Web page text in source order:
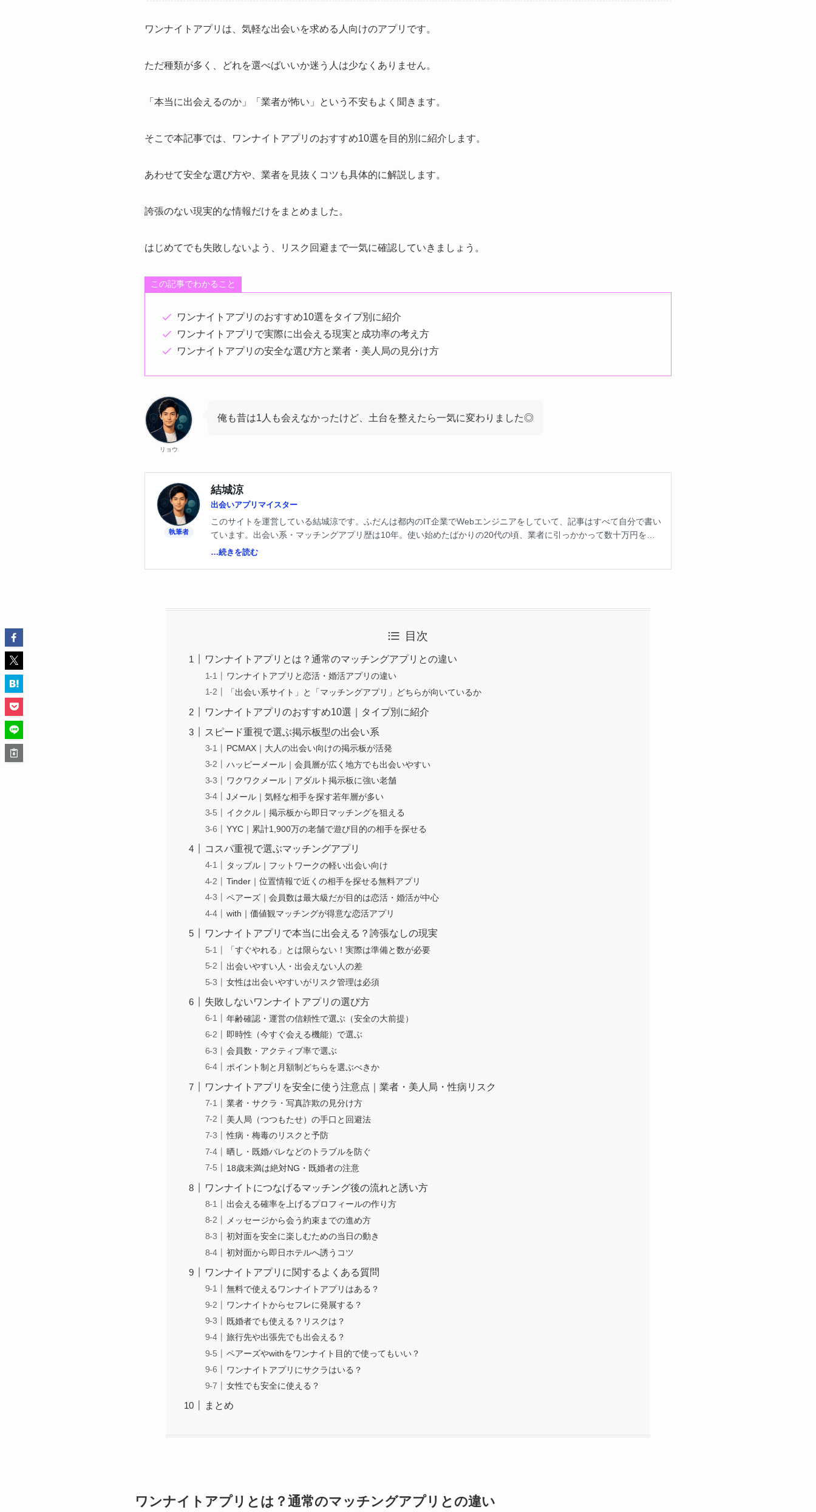
ワンナイトアプリは、気軽な出会いを求める人向けのアプリです。
ただ種類が多く、どれを選べばいいか迷う人は少なくありません。
「本当に出会えるのか」「業者が怖い」という不安もよく聞きます。
そこで本記事では、ワンナイトアプリのおすすめ10選を目的別に紹介します。
あわせて安全な選び方や、業者を見抜くコツも具体的に解説します。
誇張のない現実的な情報だけをまとめました。
はじめてでも失敗しないよう、リスク回避まで一気に確認していきましょう。
この記事でわかること
ワンナイトアプリのおすすめ10選をタイプ別に紹介
ワンナイトアプリで実際に出会える現実と成功率の考え方
ワンナイトアプリの安全な選び方と業者・美人局の見分け方
リョウ
俺も昔は1人も会えなかったけど、土台を整えたら一気に変わりました◎
執筆者
結城涼
出会いアプリマイスター
このサイトを運営している結城涼です。ふだんは都内のIT企業でWebエンジニアをしていて、記事はすべて自分で書い
ています。出会い系・マッチングアプリ歴は10年。使い始めたばかりの20代の頃、業者に引っかかって数十万円を失
いました。あの悔しさがこのサイトの原点です。以来、自腹で15以上のサービスを試し、300人以上と実際に会って、
…続きを読む
目次
ワンナイトアプリとは？通常のマッチングアプリとの違い
ワンナイトアプリと恋活・婚活アプリの違い
「出会い系サイト」と「マッチングアプリ」どちらが向いているか
ワンナイトアプリのおすすめ10選｜タイプ別に紹介
スピード重視で選ぶ掲示板型の出会い系
PCMAX｜大人の出会い向けの掲示板が活発
ハッピーメール｜会員層が広く地方でも出会いやすい
ワクワクメール｜アダルト掲示板に強い老舗
Jメール｜気軽な相手を探す若年層が多い
イククル｜掲示板から即日マッチングを狙える
YYC｜累計1,900万の老舗で遊び目的の相手を探せる
コスパ重視で選ぶマッチングアプリ
タップル｜フットワークの軽い出会い向け
Tinder｜位置情報で近くの相手を探せる無料アプリ
ペアーズ｜会員数は最大級だが目的は恋活・婚活が中心
with｜価値観マッチングが得意な恋活アプリ
ワンナイトアプリで本当に出会える？誇張なしの現実
「すぐやれる」とは限らない！実際は準備と数が必要
出会いやすい人・出会えない人の差
女性は出会いやすいがリスク管理は必須
失敗しないワンナイトアプリの選び方
年齢確認・運営の信頼性で選ぶ（安全の大前提）
即時性（今すぐ会える機能）で選ぶ
会員数・アクティブ率で選ぶ
ポイント制と月額制どちらを選ぶべきか
ワンナイトアプリを安全に使う注意点｜業者・美人局・性病リスク
業者・サクラ・写真詐欺の見分け方
美人局（つつもたせ）の手口と回避法
性病・梅毒のリスクと予防
晒し・既婚バレなどのトラブルを防ぐ
18歳未満は絶対NG・既婚者の注意
ワンナイトにつなげるマッチング後の流れと誘い方
出会える確率を上げるプロフィールの作り方
メッセージから会う約束までの進め方
初対面を安全に楽しむための当日の動き
初対面から即日ホテルへ誘うコツ
ワンナイトアプリに関するよくある質問
無料で使えるワンナイトアプリはある？
ワンナイトからセフレに発展する？
既婚者でも使える？リスクは？
旅行先や出張先でも出会える？
ペアーズやwithをワンナイト目的で使ってもいい？
ワンナイトアプリにサクラはいる？
女性でも安全に使える？
まとめ
ワンナイトアプリとは？通常のマッチングアプリとの違い